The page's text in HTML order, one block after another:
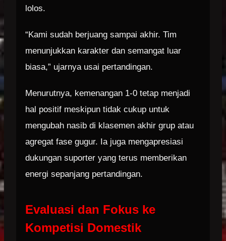
lolos.
“Kami sudah berjuang sampai akhir. Tim
menunjukkan karakter dan semangat luar
biasa,” ujarnya usai pertandingan.
Menurutnya, kemenangan 1-0 tetap menjadi
hal positif meskipun tidak cukup untuk
mengubah nasib di klasemen akhir grup atau
agregat fase gugur. Ia juga mengapresiasi
dukungan suporter yang terus memberikan
energi sepanjang pertandingan.
Evaluasi dan Fokus ke
Kompetisi Domestik